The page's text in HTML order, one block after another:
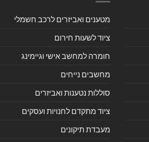
מטענים ואביזרים לרכב חשמלי
ציוד לשעות חירום
חומרה למחשב אישי וגיימינג
מחשבים נייחים
סוללות נטענות ואביזרים
ציוד מתקדם לחנויות ועסקים
מעבדת תיקונים